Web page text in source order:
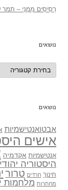
רְסִיסִים מִמֶנִי –
נושאים
נושאים
נושאים
אבטואנטישמיות
אישים
אנטישמיות אקדמיה
היסטוריה
חינוך חרדים טרור
מחתרות מלחמות